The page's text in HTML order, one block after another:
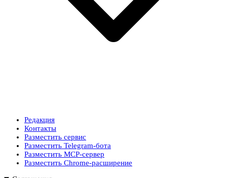
Редакция
Контакты
Разместить сервис
Разместить Telegram-бота
Разместить MCP-сервер
Разместить Chrome-расширение